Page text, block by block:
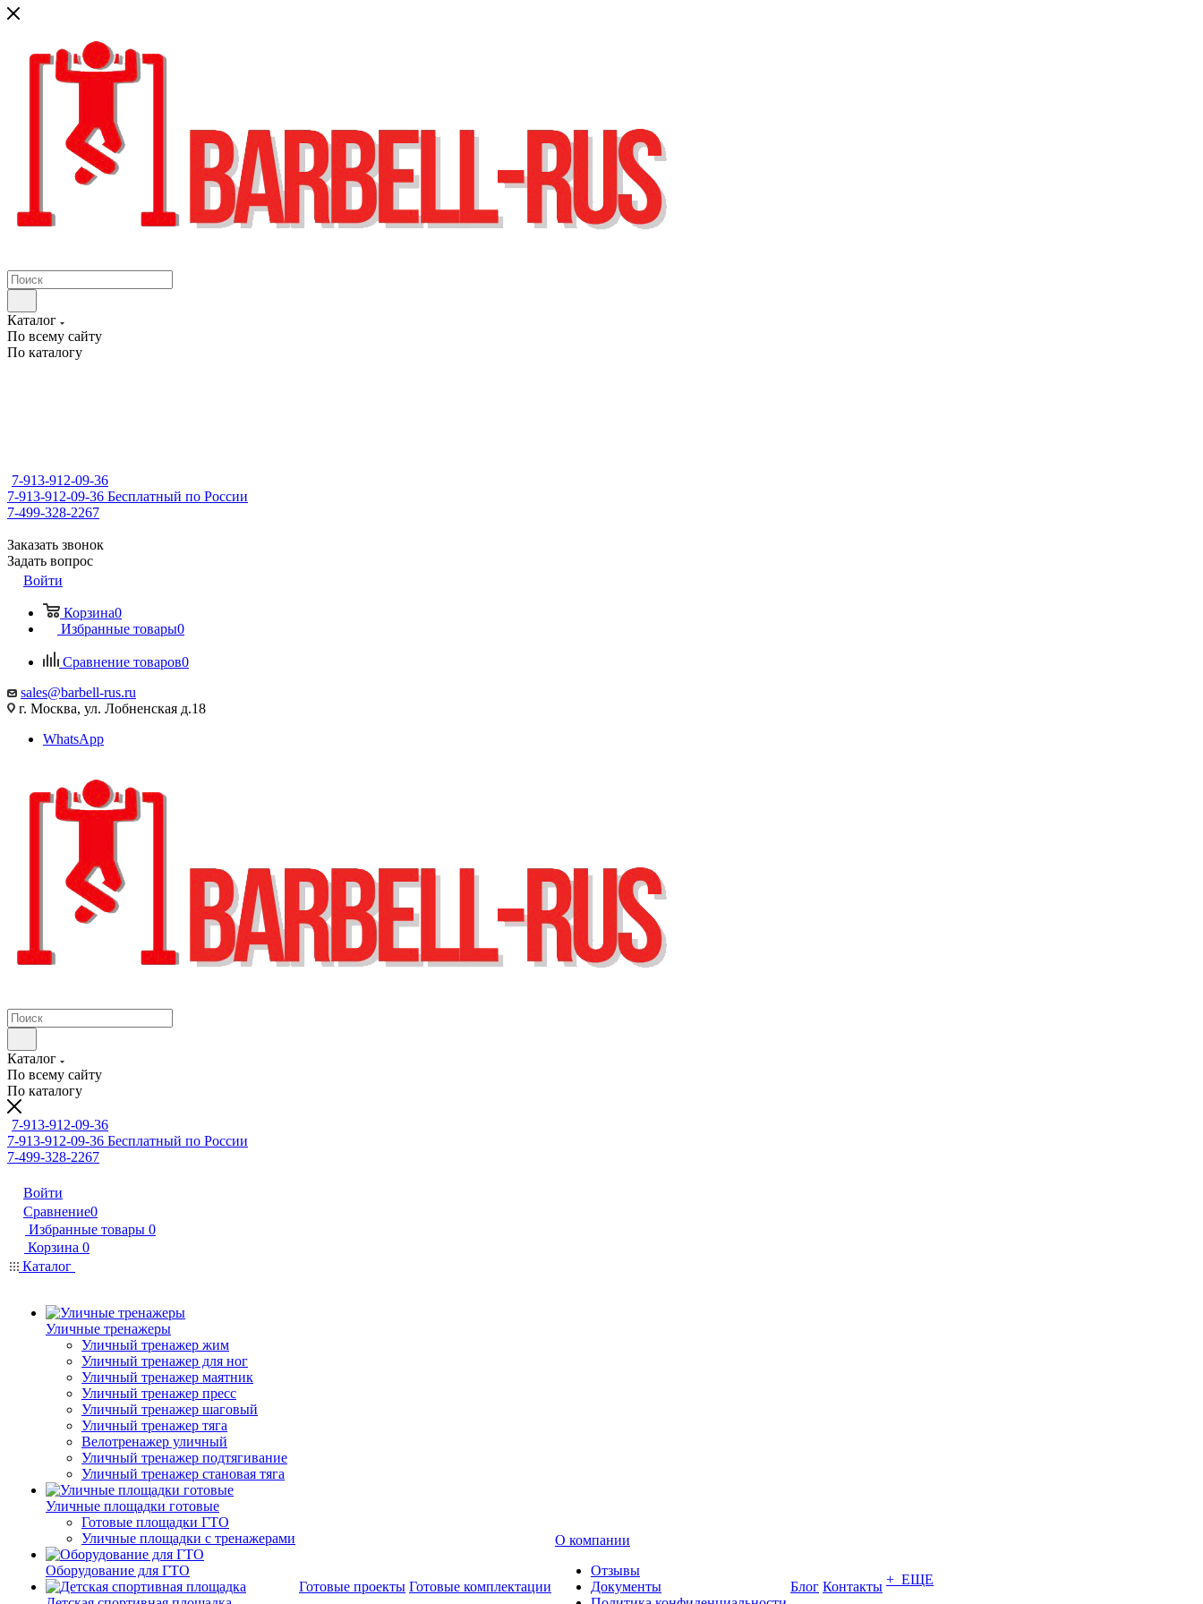
Каталог
По всему сайту
По каталогу
7-913-912-09-36
7-913-912-09-36 Бесплатный по России
7-499-328-2267
Заказать звонок
Задать вопрос
Войти
Корзина0
Избранные товары0
Сравнение товаров0
sales@barbell-rus.ru
г. Москва, ул. Лобненская д.18
WhatsApp
Каталог
По всему сайту
По каталогу
7-913-912-09-36
7-913-912-09-36 Бесплатный по России
7-499-328-2267
Войти
Сравнение0
Избранные товары 0
Корзина 0
Каталог
Уличные тренажеры
Уличный тренажер жим
Уличный тренажер для ног
Уличный тренажер маятник
Уличный тренажер пресс
Уличный тренажер шаговый
Уличный тренажер тяга
Велотренажер уличный
Уличный тренажер подтягивание
Уличный тренажер становая тяга
Уличные площадки готовые
Готовые площадки ГТО
Уличные площадки с тренажерами
Оборудование для ГТО
Готовые проекты Готовые комплектации
О компании
Отзывы
Документы
Блог Контакты + ЕЩЕ